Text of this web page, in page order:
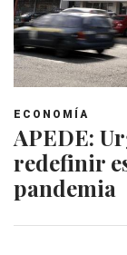
ECONOMÍA
APEDE:
redefinir
pandemia